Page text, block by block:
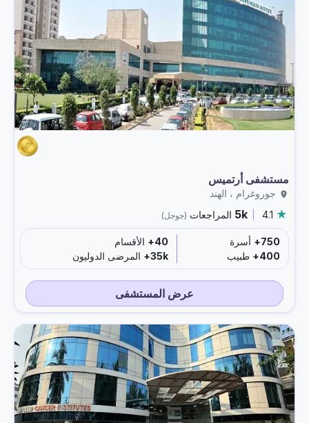
مستشفى أرتميس
جوروغرام ، الهند
5k المراجعات (جوجل)
750+ أسرة 40+
الأقسام
400+
طبيب 35k+ المرضى الدوليون
عرض المستشفى